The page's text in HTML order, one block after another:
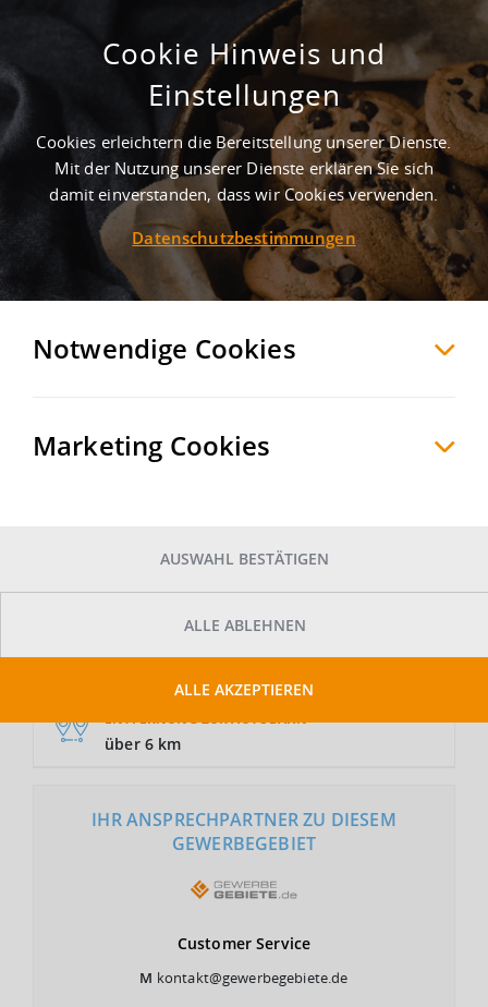
Gewerbegebiet Lohesch
Lengerich , Deutschland
MERKEN VERGLEICHEN EXPORT PDF
Auf Anfrage
ENTFERNUNG ZUR AUTOBAHN
über 6 km
IHR ANSPRECHPARTNER ZU DIESEM
GEWERBEGEBIET
Customer Service
M kontakt@gewerbegebiete.de
Cookie Hinweis und
Einstellungen
Cookies erleichtern die Bereitstellung unserer Dienste.
Mit der Nutzung unserer Dienste erklären Sie sich
damit einverstanden, dass wir Cookies verwenden.
Datenschutzbestimmungen
Notwendige Cookies
Marketing Cookies
AUSWAHL BESTÄTIGEN
ALLE ABLEHNEN
ALLE AKZEPTIEREN